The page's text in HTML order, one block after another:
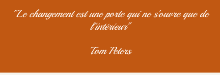
"Le changement est une porte qui ne s'ouvre que de
l'intérieur"
Tom Peters